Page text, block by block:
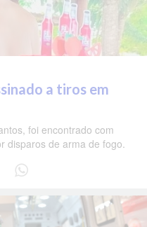
a tiros em
foi encontrado com
disparos de arma de fogo.